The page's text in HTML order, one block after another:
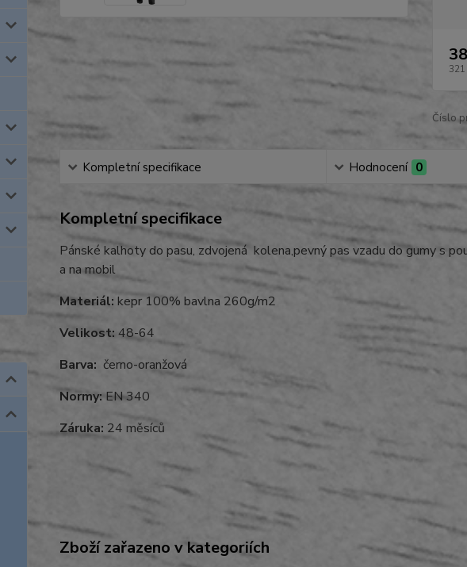
321
Číslo
Kompletní specifikace Hodnocení 0
Kompletní specifikace
Pánské kalhoty do pasu, zdvojená kolena,pevný pas vzadu do gumy s
a na mobil
Materiál: kepr 100% bavlna 260g/m2
Velikost: 48-64
Barva: černo-oranžová
Normy: EN 340
Záruka: 24 měsíců
Zboží zařazeno v kategoriích